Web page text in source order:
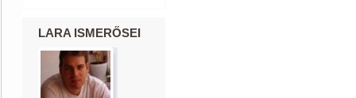
LARA ISMERŐSEI